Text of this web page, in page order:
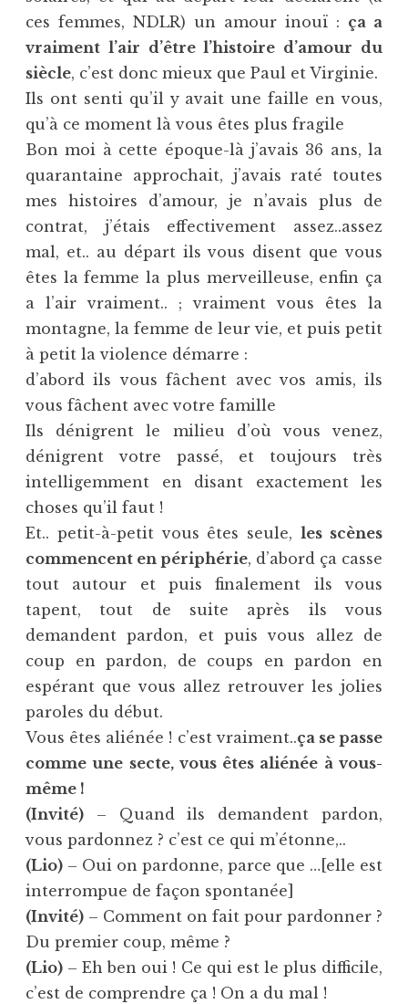
ces femmes, NDLR) un amour inouï : ça a
vraiment l’air d’être l’histoire d’amour du
siècle, c’est donc mieux que Paul et Virginie.
Ils ont senti qu’il y avait une faille en vous,
qu’à ce moment là vous êtes plus fragile
Bon moi à cette époque-là j’avais 36 ans, la
quarantaine approchait, j’avais raté toutes
mes histoires d’amour, je n’avais plus de
contrat, j’étais effectivement assez..assez
mal, et.. au départ ils vous disent que vous
êtes la femme la plus merveilleuse, enfin ça
a l’air vraiment.. ; vraiment vous êtes la
montagne, la femme de leur vie, et puis petit
à petit la violence démarre :
d’abord ils vous fâchent avec vos amis, ils
vous fâchent avec votre famille
Ils dénigrent le milieu d’où vous venez,
dénigrent votre passé, et toujours très
intelligemment en disant exactement les
choses qu’il faut !
Et.. petit-à-petit vous êtes seule,les scènes
commencent en périphérie, d’abord ça casse
tout autour et puis finalement ils vous
tapent, tout de suite après ils vous
demandent pardon, et puis vous allez de
coup en pardon, de coups en pardon en
espérant que vous allez retrouver les jolies
paroles du début.
Vous êtes aliénée ! c’est vraiment..ça se passe
comme une secte, vous êtes aliénée à vous-
même !
(Invité) – Quand ils demandent pardon,
vous pardonnez ? c’est ce qui m’étonne,..
(Lio) – Oui on pardonne, parce que …[elle est
interrompue de façon spontanée]
(Invité) – Comment on fait pour pardonner ?
Du premier coup, même ?
(Lio) – Eh ben oui ! Ce qui est le plus difficile,
c’est de comprendre ça ! On a du mal !